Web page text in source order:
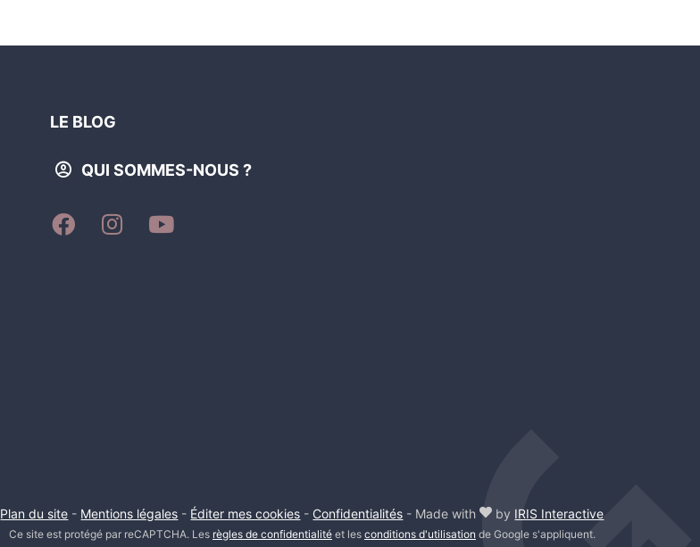
LE BLOG
QUI SOMMES-NOUS ?
SUIVEZ-SUIVEZ-
Plan du site - Mentions légales - Éditer mes cookies - Confidentialités - Made with by IRIS Interactive
Ce site est protégé par reCAPTCHA. Les règles de confidentialitéet les conditions d'utilisation de Google s'appliquent.